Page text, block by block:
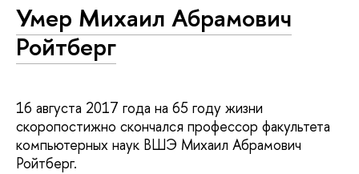
Умер Михаил Абрамович
Ройтберг
16 августа 2017 года на 65 году жизни
скоропостижно скончался профессор факультета
компьютерных наук ВШЭ Михаил Абрамович
Ройтберг.